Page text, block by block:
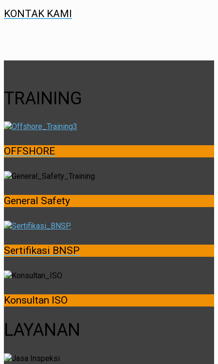
KONTAK KAMI
TRAINING
OFFSHORE
General Safety
Sertifikasi BNSP
Konsultan ISO
LAYANAN